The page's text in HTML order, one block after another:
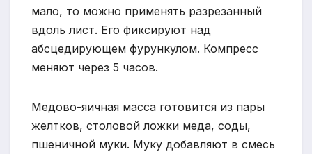
мало, то можно применять разрезанный
вдоль лист. Его фиксируют над
абсцедирующем фурункулом. Компресс
меняют через 5 часов.
Медово-яичная масса готовится из пары
желтков, столовой ложки меда, соды,
пшеничной муки. Муку добавляют в смесь